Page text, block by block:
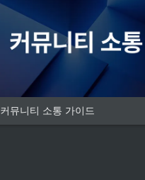
커뮤니티 소통 가이드